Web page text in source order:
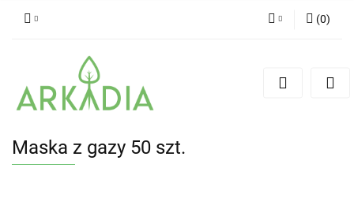
(0)
Maska z gazy 50 szt.